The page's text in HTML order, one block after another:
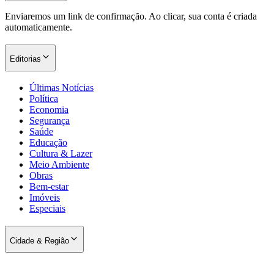
Corinthians
Enviaremos um link de confirmação. Ao clicar, sua conta é criada
automaticamente.
Editorias
Últimas Notícias
Política
Economia
Segurança
Saúde
Educação
Cultura & Lazer
Meio Ambiente
Obras
Bem-estar
Imóveis
Especiais
Cidade & Região